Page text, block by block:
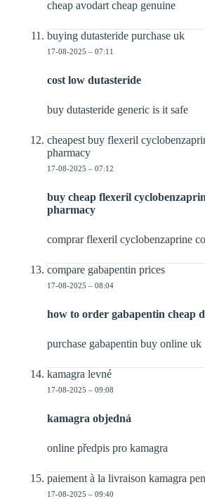
cheap avodart cheap genuine
buying dutasteride purchase uk
17-08-2025 – 07:11
cost low dutasteride
buy dutasteride generic is it safe
cheapest buy flexeril
pharmacy
17-08-2025 – 07:12
buy cheap flexeril
pharmacy
comprar flexeril cyclobenzaprine
compare gabapentin prices
17-08-2025 – 08:04
how to order gabapentin cheap
purchase gabapentin buy online uk
kamagra levné
17-08-2025 – 09:08
kamagra objedná
online předpis pro kamagra
paiement à la livraison kamagra
17-08-2025 – 09:40